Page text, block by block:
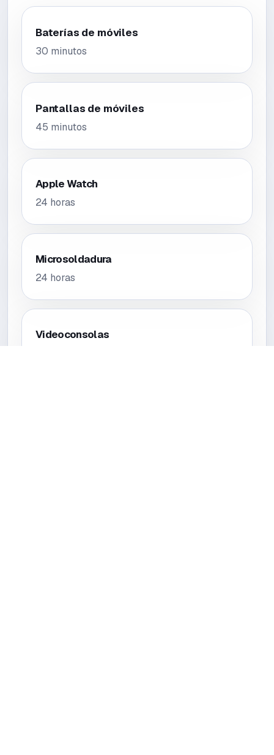
Baterías de móviles
30 minutos
Pantallas de móviles
45 minutos
Apple Watch
24 horas
Microsoldadura
24 horas
Videoconsolas